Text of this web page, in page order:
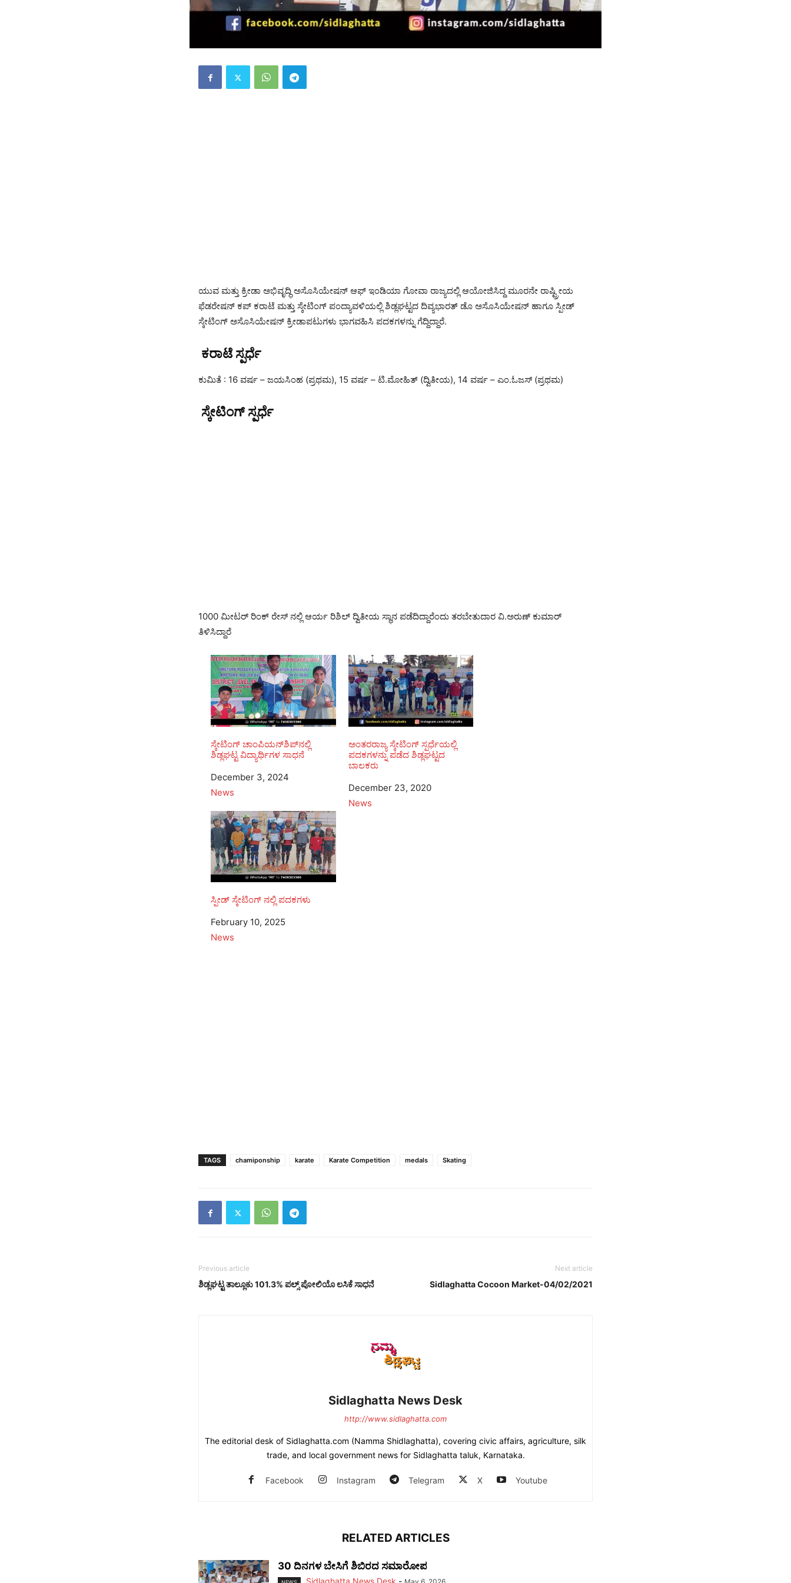
ಯುವ ಮತ್ತು ಕ್ರೀಡಾ ಅಭಿವೃದ್ಧಿ ಅಸೊಸಿಯೇಷನ್ ಆಫ್ ಇಂಡಿಯಾ ಗೋವಾ ರಾಜ್ಯದಲ್ಲಿ ಆಯೋಜಿಸಿದ್ದ ಮೂರನೇ ರಾಷ್ಟ್ರೀಯ
ಫೆಡರೇಷನ್ ಕಪ್ ಕರಾಟೆ ಮತ್ತು ಸ್ಕೇಟಿಂಗ್ ಪಂದ್ಯಾವಳಿಯಲ್ಲಿ ಶಿಡ್ಲಘಟ್ಟದ ದಿವ್ಯಭಾರತ್ ಡೊ ಅಸೊಸಿಯೇಷನ್ ಹಾಗೂ ಸ್ಪೀಡ್
ಸ್ಕೇಟಿಂಗ್ ಅಸೊಸಿಯೇಷನ್ ಕ್ರೀಡಾಪಟುಗಳು ಭಾಗವಹಿಸಿ ಪದಕಗಳನ್ನು ಗೆದ್ದಿದ್ದಾರೆ.
ಕರಾಟೆ ಸ್ಪರ್ಧೆ
ಕುಮಿತೆ : 16 ವರ್ಷ – ಜಯಸಿಂಹ (ಪ್ರಥಮ), 15 ವರ್ಷ – ಟಿ.ಮೋಹಿತ್ (ದ್ವಿತೀಯ), 14 ವರ್ಷ – ಎಂ.ಓಜಸ್ (ಪ್ರಥಮ)
ಸ್ಕೇಟಿಂಗ್ ಸ್ಪರ್ಧೆ
1000 ಮೀಟರ್ ರಿಂಕ್ ರೇಸ್ ನಲ್ಲಿ ಆರ್ಯ ರಿಶಿಲ್ ದ್ವಿತೀಯ ಸ್ಥಾನ ಪಡೆದಿದ್ದಾರೆಂದು ತರಬೇತುದಾರ ವಿ.ಅರುಣ್ ಕುಮಾರ್
ತಿಳಿಸಿದ್ದಾರೆ
ಸ್ಕೇಟಿಂಗ್ ಚಾಂಪಿಯನ್‌ಶಿಪ್‌ನಲ್ಲಿ
ಶಿಡ್ಲಘಟ್ಟ ವಿದ್ಯಾರ್ಥಿಗಳ ಸಾಧನೆ
Date
December 3, 2024
In relation to
News
ಅಂತರರಾಜ್ಯ ಸ್ಕೇಟಿಂಗ್ ಸ್ಪರ್ಧೆಯಲ್ಲಿ
ಪದಕಗಳನ್ನು ಪಡೆದ ಶಿಡ್ಲಘಟ್ಟದ
ಬಾಲಕರು
Date
December 23, 2020
In relation to
News
ಸ್ಪೀಡ್ ಸ್ಕೇಟಿಂಗ್ ನಲ್ಲಿ ಪದಕಗಳು
Date
February 10, 2025
In relation to
News
TAGS chamiponship karate Karate Competition medals Skating
Previous article
ಶಿಡ್ಲಘಟ್ಟ ತಾಲ್ಲೂಕು 101.3% ಪಲ್ಸ್ ಪೋಲಿಯೊ ಲಸಿಕೆ ಸಾಧನೆ
Next article
Sidlaghatta Cocoon Market-04/02/2021
Sidlaghatta News Desk
http://www.sidlaghatta.com
The editorial desk of Sidlaghatta.com (Namma Shidlaghatta), covering civic affairs, agriculture, silk
trade, and local government news for Sidlaghatta taluk, Karnataka.
Facebook Instagram Telegram X Youtube
RELATED ARTICLES
30 ದಿನಗಳ ಬೇಸಿಗೆ ಶಿಬಿರದ ಸಮಾರೋಪ